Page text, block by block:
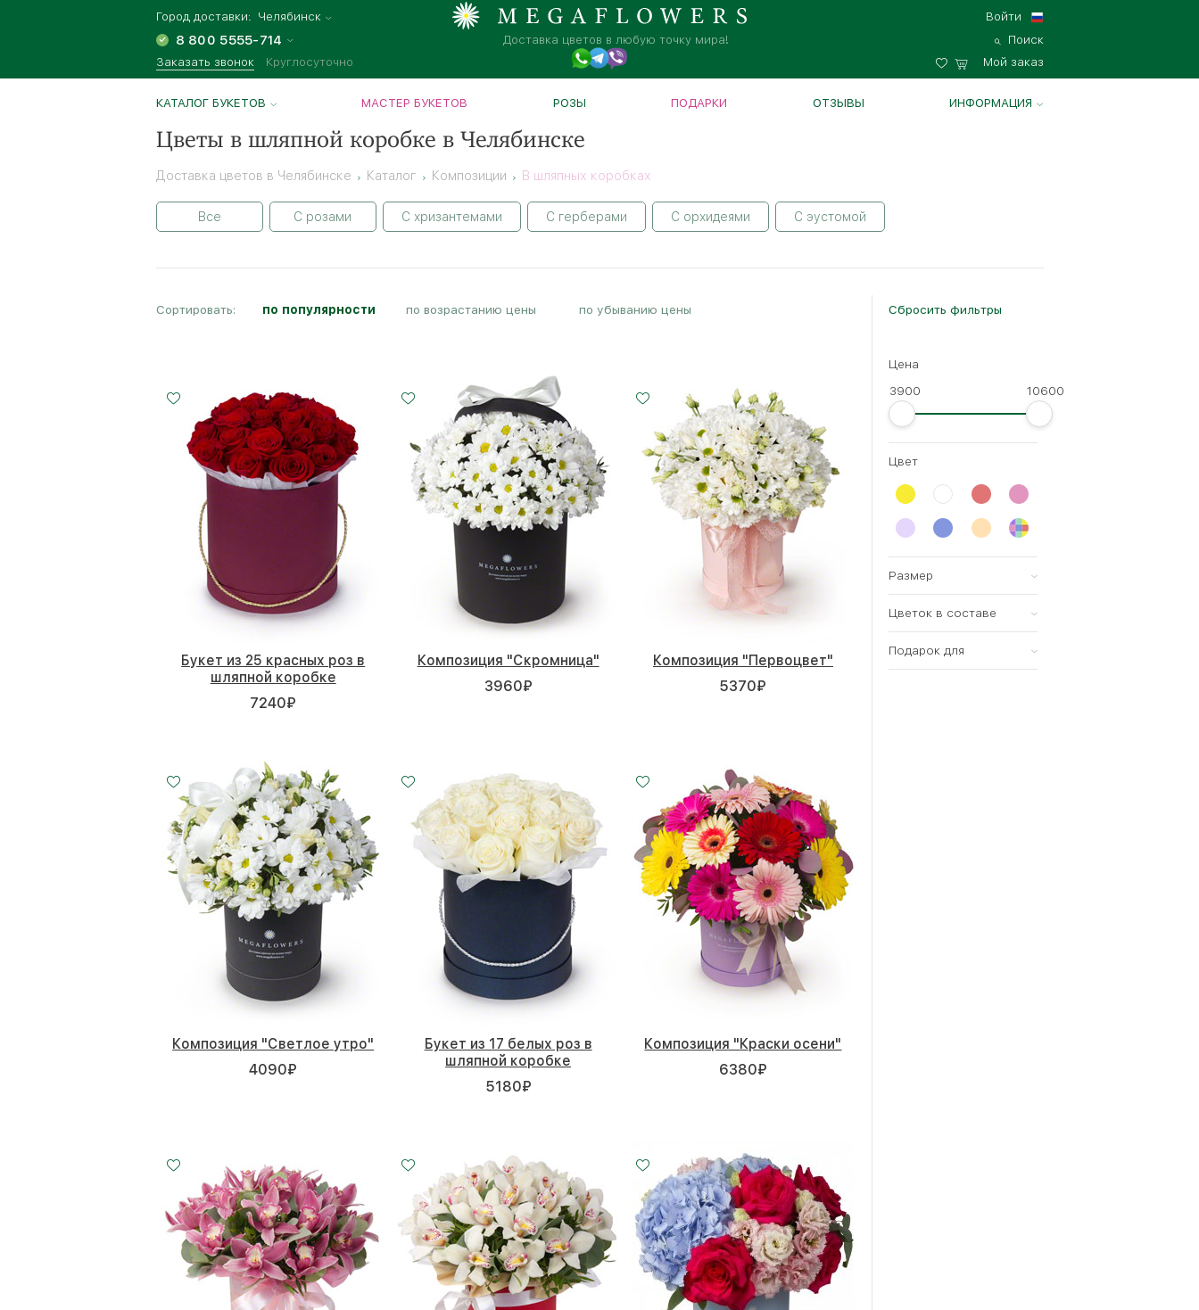
Город доставки: Челябинск
8 800 5555-714
Заказать звонок Круглосуточно
Доставка цветов в любую точку мира!
Войти
Поиск
Мой заказ
КАТАЛОГ БУКЕТОВ МАСТЕР БУКЕТОВ РОЗЫ ПОДАРКИ ОТЗЫВЫ ИНФОРМАЦИЯ
Цветы в шляпной коробке в Челябинске
Доставка цветов в Челябинске Каталог Композиции В шляпных коробках
Все С розами С хризантемами С герберами С орхидеями С эустомой
Сортировать: по популярности по возрастанию цены по убыванию цены
Букет из 25 красных роз в
шляпной коробке
7240₽
Композиция "Скромница"
3960₽
Композиция "Первоцвет"
5370₽
Композиция "Светлое утро"
4090₽
Букет из 17 белых роз в
шляпной коробке
5180₽
Композиция "Краски осени"
6380₽
Сбросить фильтры
Цена
3900
10600
Цвет
Размер
Всех размеров
Средний (25-35см)
Цветок в составе
Роза
Подарок для